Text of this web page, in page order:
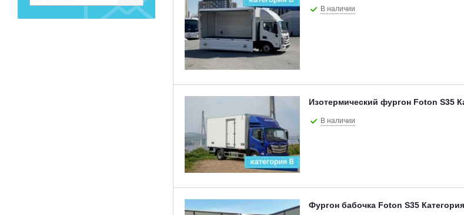
В наличии
Изотермический фургон Foton S35
В наличии
Фургон бабочка Foton S35